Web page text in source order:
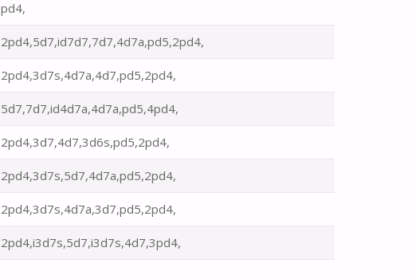
pd4,
2pd4,5d7,id7d7,7d7,4d7a,pd5,2pd4,
2pd4,3d7s,4d7a,4d7,pd5,2pd4,
5d7,7d7,id4d7a,4d7a,pd5,4pd4,
2pd4,3d7,4d7,3d6s,pd5,2pd4,
2pd4,3d7s,5d7,4d7a,pd5,2pd4,
2pd4,3d7s,4d7a,3d7,pd5,2pd4,
2pd4,i3d7s,5d7,i3d7s,4d7,3pd4,